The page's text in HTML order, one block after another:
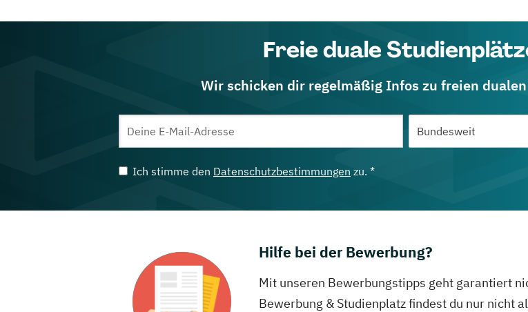
Freie duale
Wir schicken dir regelmäßig Infos zu freien
Ich stimme den Datenschutzbestimmungen zu. *
Hilfe bei der Bewerbung?
Mit unseren Bewerbungstipps geht garantiert
Bewerbung & Studienplatz findest du nur nicht